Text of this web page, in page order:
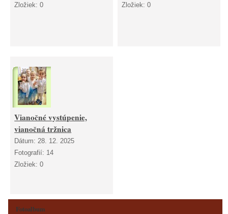
Zložiek:0
Zložiek: 0
Vianočné vystúpenie,
vianočná tržnica
Dátum:28. 12. 2025
Fotografií: 14
Zložiek:0
Fotoalbum